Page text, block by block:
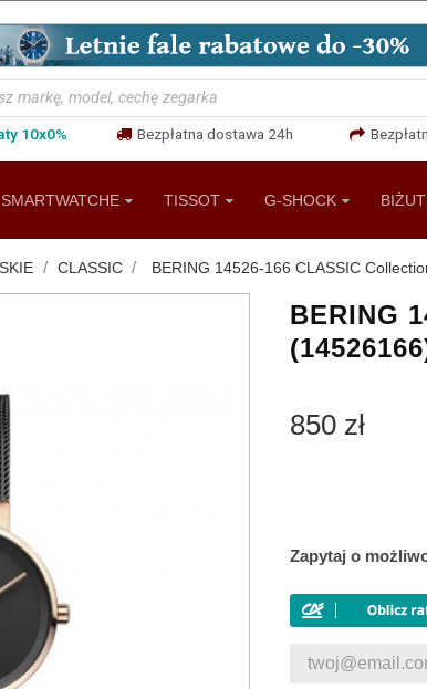
10x0% Bezpłatna dostawa 24h
SMARTWATCHE TISSOT G-SHOCK
CLASSIC BERING 14526-166 CLASSIC
BERING
850 zł
Zapytaj o